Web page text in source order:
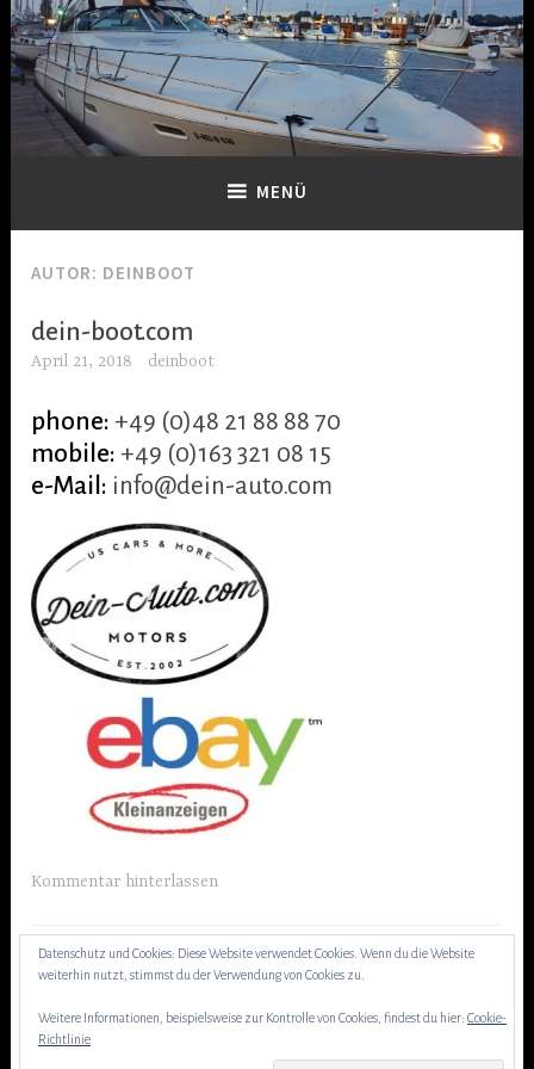
Zum
Inhalt
springen
MENÜ
AUTOR: DEINBOOT
dein-boot.com
April 21, 2018 deinboot
phone: +49 (0)48 21 88 88 70
mobile: +49 (0)163 321 08 15
e-Mail: info@dein-auto.com
Kommentar hinterlassen
Datenschutz und Cookies: Diese Website verwendet Cookies. Wenn du die Website
weiterhin nutzt, stimmst du der Verwendung von Cookies zu.
Weitere Informationen, beispielsweise zur Kontrolle von Cookies, findest du hier: Cookie-
Richtlinie